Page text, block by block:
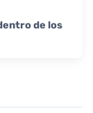
de los